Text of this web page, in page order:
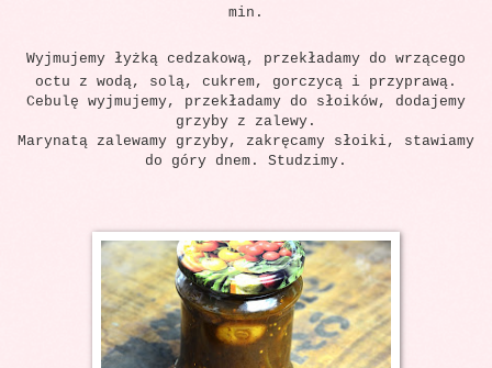
min.
Wyjmujemy łyżką cedzakową, przekładamy do wrzącego
octu z wodą, solą, cukrem, gorczycą i przyprawą.
Cebulę wyjmujemy, przekładamy do słoików, dodajemy
grzyby z zalewy.
Marynatą zalewamy grzyby, zakręcamy słoiki, stawiamy
do góry dnem. Studzimy.